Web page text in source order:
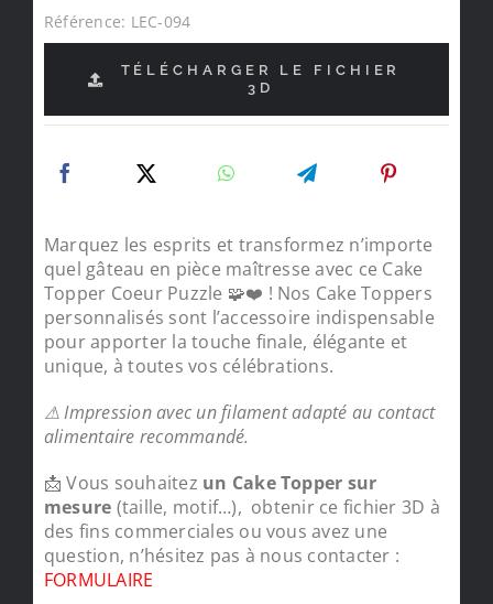
Référence: LEC-094
TÉLÉCHARGER LE FICHIER
3D
Marquez les esprits et transformez n’importe
quel gâteau en pièce maîtresse avec ce Cake
Topper Coeur Puzzle 🧩❤️ ! Nos Cake Toppers
personnalisés sont l’accessoire indispensable
pour apporter la touche finale, élégante et
unique, à toutes vos célébrations.
⚠ Impression avec un filament adapté au contact
alimentaire recommandé.
📩 Vous souhaitez un Cake Topper sur
mesure (taille, motif…), obtenir ce fichier 3D à
des fins commerciales ou vous avez une
question, n’hésitez pas à nous contacter :
FORMULAIRE